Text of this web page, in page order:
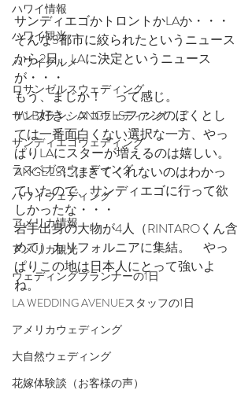
ハワイ情報
ハワイ観光
ハワイグルメ
ロサンゼルスウェディング
サンフランシスコウェディング
サンディエゴウェディング
ラスベガスウェディング
ハワイウェディング
アメリカ情報
アメリカ観光
ウェディングプランナーの1日
LA WEDDING AVENUEスタッフの1日
アメリカウェディング
大自然ウェディング
花嫁体験談（お客様の声）
サンディエゴかトロントかLAか・・・
そんな3都市に絞られたというニュース
から2日、LAに決定というニュース
が・・・
もう、まじか！　って感じ。
MLB好き、ANGELSファンのぼくとし
ては一番面白くない選択な一方、やっ
ぱりLAにスターが増えるのは嬉しい。
ANGELSにはきてくれないのはわかっ
ていたので、サンディエゴに行って欲
しかったな・・・
岩手出身の大物が4人（RINTAROくん含
めて）カリフォルニアに集結。　やっ
ぱりこの地は日本人にとって強いよ
ね。